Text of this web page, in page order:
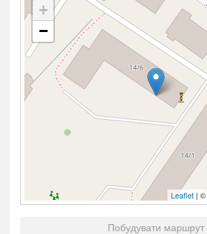
+
−
Leaflet | ©
Побудувати маршрут